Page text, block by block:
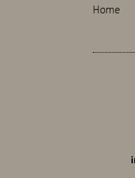
Home